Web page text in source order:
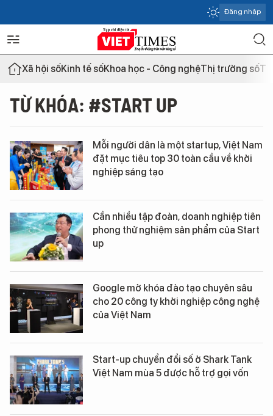
Đăng nhập
Xã hội sốKinh tế sốKhoa học - Công nghệThị trường số
TỪ KHÓA: #START UP
Mỗi người dân là một startup, Việt Nam
đặt mục tiêu top 30 toàn cầu về khởi
nghiệp sáng tạo
Cần nhiều tập đoàn, doanh nghiệp tiên
phong thử nghiệm sản phẩm của Start
up
Google mở khóa đào tạo chuyên sâu
cho 20 công ty khởi nghiệp công nghệ
của Việt Nam
Start-up chuyển đổi số ở Shark Tank
Việt Nam mùa 5 được hỗ trợ gọi vốn